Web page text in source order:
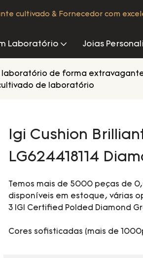
cultivado & Fornecedor com
Laboratório Joias
laboratório de forma
cultivado de laboratório
Igi Cushion
LG624418114
Temos mais de 5000 peças de
disponíveis em estoque, várias
3 IGI Certified Polded Diamond
Cores sofisticadas (mais de